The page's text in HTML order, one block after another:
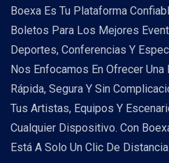
Boexa Es Tu Plataforma
Boletos Para Los Mejores
Deportes, Conferencias Y
Nos Enfocamos En Ofrecer Una
Rápida, Segura Y Sin
Tus Artistas, Equipos Y
Cualquier Dispositivo. Con
Está A Solo Un Clic De Distancia.